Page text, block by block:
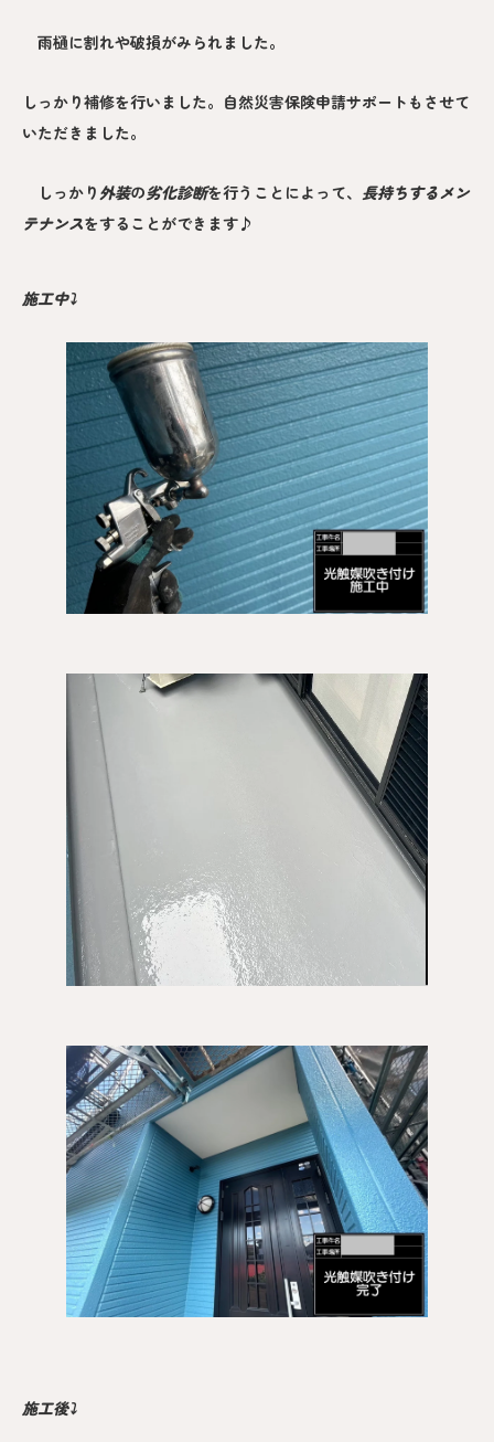
雨樋に割れや破損がみられました。
しっかり補修を行いました。自然災害保険申請サポートもさせて
いただきました。
しっかり 外装の劣化診断を行うことによって、 長持ちするメン
テナンスをすることができます♪
施工中⤵︎
施工後⤵︎